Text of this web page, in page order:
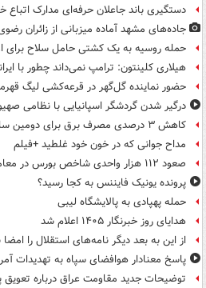
دستگیری باند جاعلان حرفه‌ای مدارک اتباع
جاده‌های مشهد آماده میزبانی از زائران
حمله روسیه به یک کشتی حامل سلاح برای
هیلاری کلینتون: ترامپ نمی‌داند چطور با
حضور نماینده گل‌گهر در قرعه‌کشی لیگ
درگیر شدن گردشگر اسپانیایی با نظامی
کاهش ۳ درصدی مصرف برق برای دومین سال متوالی
مداح جوانی که در خون خود غلطید +فیلم
صعود ۱۱۲ هزار واحدی شاخص بورس در معاملات امروز
پرونده یونیک فایننس به کجا رسید؟
حمله پهپادی به پالایشگاه لیبی
هدایای روز خبرنگار ۱۴۰۵ اعلام شد
از این به بعد دیگر نامه‌های استقلال را
پاسخ معنادار هوافضای سپاه به تهدیدات
توضیحات جدید مقاومت عراق درباره تعویق